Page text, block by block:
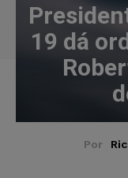
19 dá
Por